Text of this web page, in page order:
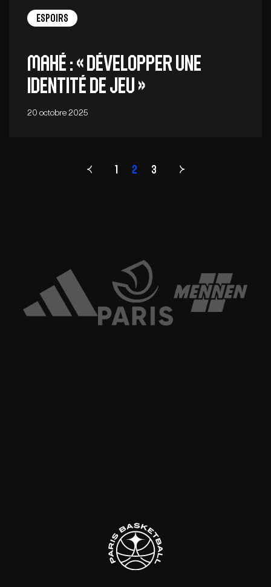
Espoirs
Mahé : « Développer une
identité de jeu »
20 octobre 2025
Page
1 2 3